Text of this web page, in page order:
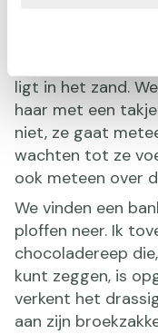
Eten en
ligt in het zand.
haar met een
niet, ze gaat
wachten tot ze
ook meteen over
We vinden een
ploffen neer. Ik
chocoladereep
kunt zeggen, is
verkent het
aan zijn